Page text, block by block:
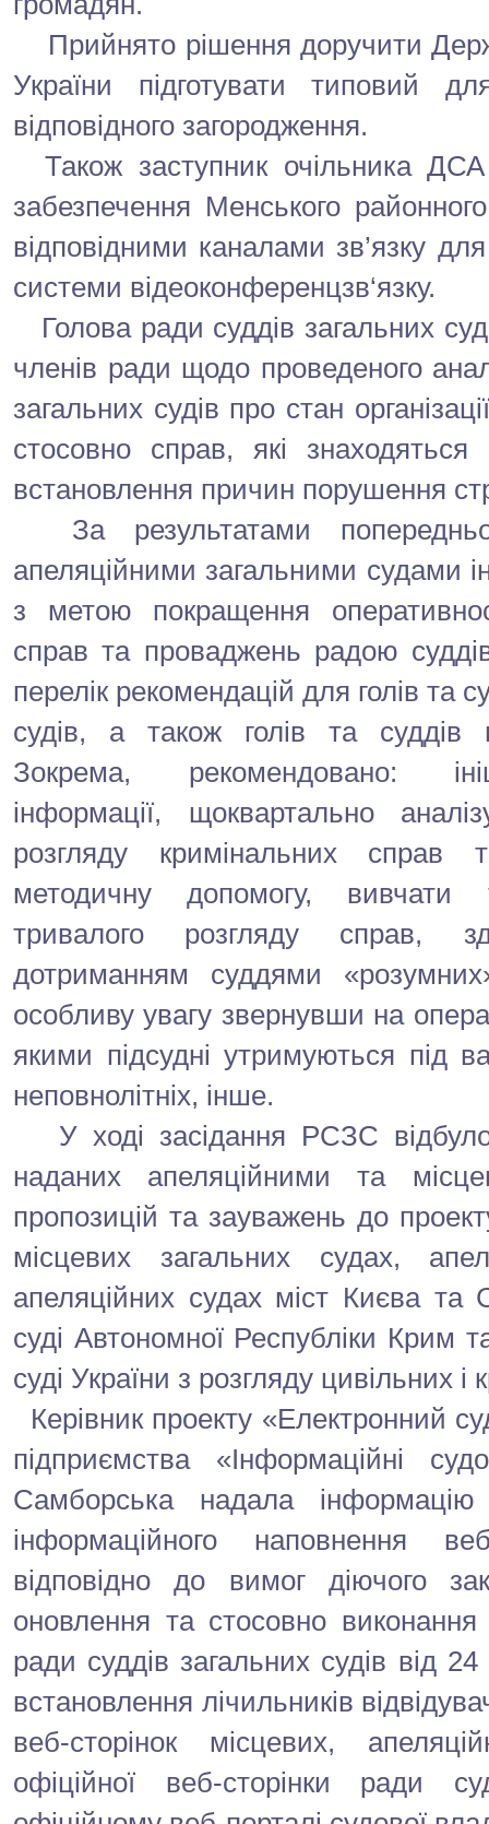
Прийнято рішення доручити
України підготувати типовий
відповідного загородження.
Також заступник очільника
забезпечення Менського районного
відповідними каналами зв’язку
системи відеоконференцзв‘язку.
Голова ради суддів загальних
членів ради щодо проведеного
загальних судів про стан
стосовно справ, які
встановлення причин порушення
За результатами
апеляційними загальними судами
з метою покращення
справ та проваджень радою
перелік рекомендацій для голів та
судів, а також голів та суддів
Зокрема, рекомендовано:
інформації, щоквартально
розгляду кримінальних справ
методичну допомогу, вивчати
тривалого розгляду справ,
дотриманням суддями
особливу увагу звернувши на
якими підсудні утримуються під
неповнолітніх, інше.
У ході засідання РСЗС
наданих апеляційними та
пропозицій та зауважень до
місцевих загальних судах,
апеляційних судах міст Києва та
суді Автономної Республіки Крим
суді України з розгляду цивільних
Керівник проекту «Електронний
підприємства «Інформаційні
Самборська надала
інформаційного наповнення
відповідно до вимог діючого
оновлення та стосовно виконання
ради суддів загальних судів від
встановлення лічильників
веб-сторінок місцевих,
офіційної веб-сторінки ради